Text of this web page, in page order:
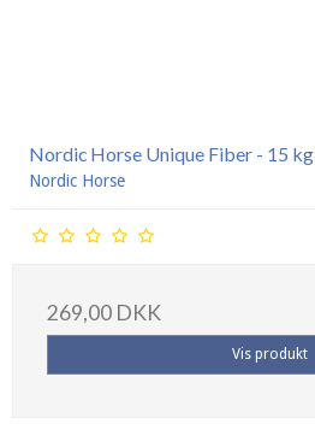
Nordic Horse Unique Fiber - 15 kg
Nordic Horse
269,00 DKK
Vis produkt